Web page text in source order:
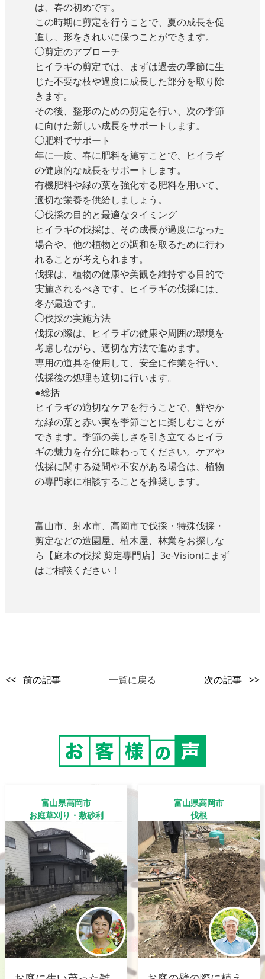
は、春の初めです。
この時期に剪定を行うことで、夏の成長を促
進し、形をきれいに保つことができます。
◯剪定のアプローチ
ヒイラギの剪定では、まずは過去の季節に生
じた不要な枝や過度に成長した部分を取り除
きます。
その後、整形のための剪定を行い、次の季節
に向けた新しい成長をサポートします。
◯肥料でサポート
年に一度、春に肥料を施すことで、ヒイラギ
の健康的な成長をサポートします。
有機肥料や緑の葉を強化する肥料を用いて、
適切な栄養を供給しましょう。
◯伐採の目的と最適なタイミング
ヒイラギの伐採は、その成長が過度になった
場合や、他の植物との調和を取るために行わ
れることが考えられます。
伐採は、植物の健康や美観を維持する目的で
実施されるべきです。ヒイラギの伐採には、
冬が最適です。
◯伐採の実施方法
伐採の際は、ヒイラギの健康や周囲の環境を
考慮しながら、適切な方法で進めます。
専用の道具を使用して、安全に作業を行い、
伐採後の処理も適切に行います。
●総括
ヒイラギの適切なケアを行うことで、鮮やか
な緑の葉と赤い実を季節ごとに楽しむことが
できます。季節の美しさを引き立てるヒイラ
ギの魅力を存分に味わってください。ケアや
伐採に関する疑問や不安がある場合は、植物
の専門家に相談することを推奨します。
富山市、射水市、高岡市で伐採・特殊伐採・
剪定などの造園屋、植木屋、林業をお探しな
ら【庭木の伐採 剪定専門店】3e-Visionにまず
はご相談ください！
<< 前の記事 一覧に戻る 次の記事 >>
富山県高岡市
お庭草刈り・敷砂利
富山県高岡市
伐根